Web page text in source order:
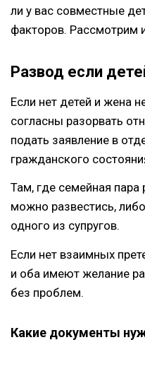
ли у вас совместные
факторов. Рассмотрим
Развод если
Если нет детей и жена
согласны разорвать
подать заявление в
гражданского
Там, где семейная пара
можно развестись,
одного из супругов.
Если нет взаимных
и оба имеют желание
без проблем.
Какие документы